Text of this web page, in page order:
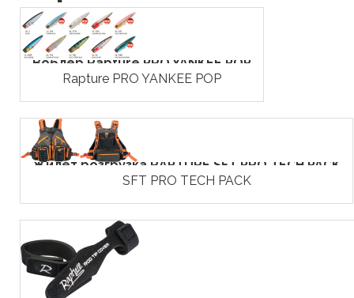
Воблер Rapture PRO YANKEE POP
Rapture PRO YANKEE POP
Жилет розгрузка RAPTURE SFT PRO TECH PACK
SFT PRO TECH PACK